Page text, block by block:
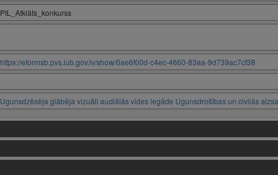
PIL_Atklāts_konkurss
https://eformsb.pvs.iub.gov.lv/show/0ae6f00d-c4ec-4660-83aa-9d739ac7cf38
Ugunsdzēsēja glābēja vizuāli audiālās vides iegāde Ugunsdrošības un civilās